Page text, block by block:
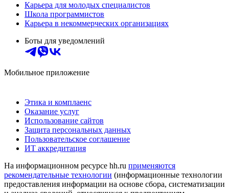
Карьера для молодых специалистов
Школа программистов
Карьера в некоммерческих организациях
Боты для уведомлений
Мобильное приложение
Этика и комплаенс
Оказание услуг
Использование сайтов
Защита персональных данных
Пользовательское соглашение
ИТ аккредитация
На информационном ресурсе hh.ru применяются
рекомендательные технологии (информационные технологии
предоставления информации на основе сбора, систематизации